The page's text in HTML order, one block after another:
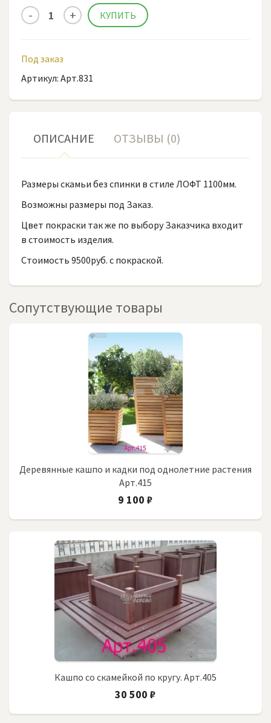
Под заказ
Артикул: Арт.831
ОПИСАНИЕ ОТЗЫВЫ (0)
Размеры скамьи без спинки в стиле ЛОФТ 1100мм.
Возможны размеры под Заказ.
Цвет покраски так же по выбору Заказчика входит
в стоимость изделия.
Стоимость 9500руб. с покраской.
Сопутствующие товары
Деревянные кашпо и кадки под однолетние растения
Арт.415
9 100 ₽
Кашпо со скамейкой по кругу. Арт.405
30 500 ₽